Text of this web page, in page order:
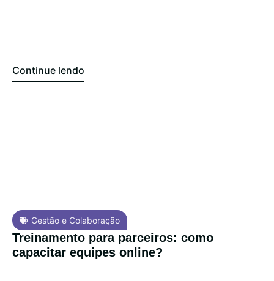
Continue lendo
Gestão e Colaboração
Treinamento para parceiros: como
capacitar equipes online?